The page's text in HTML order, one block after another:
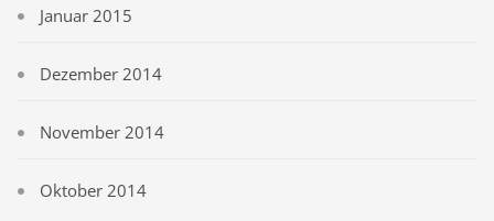
Januar 2015
Dezember 2014
November 2014
Oktober 2014